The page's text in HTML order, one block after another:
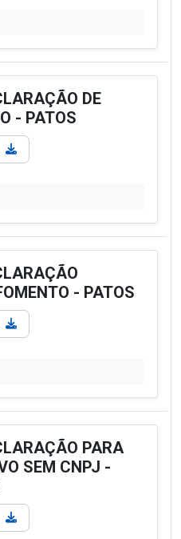
DE
- PATOS
- PATOS
PARA
SEM CNPJ -